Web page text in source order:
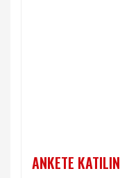
ANKETE KATILIN